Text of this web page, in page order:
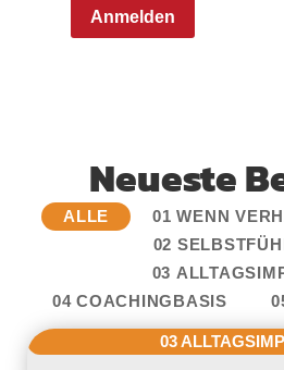
Neueste
01 WENN
02
03
04 COACHINGBASIS
ALLE
03